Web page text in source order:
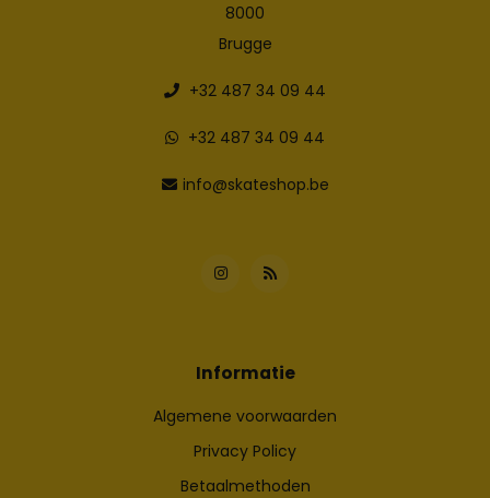
8000
Brugge
+32 487 34 09 44
+32 487 34 09 44
info@skateshop.be
Informatie
Algemene voorwaarden
Privacy Policy
Betaalmethoden